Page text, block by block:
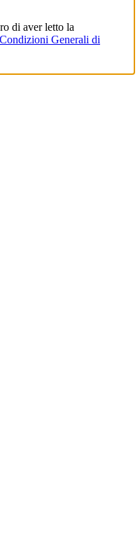
di aver letto la
Condizioni Generali di